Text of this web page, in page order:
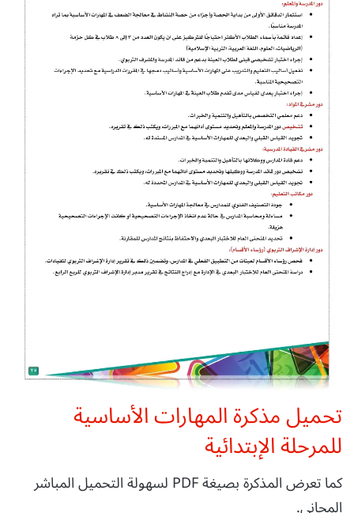
تحميل مذكرة المهارات الأساسية
للمرحلة الإبتدائية
كما تعرض المذكرة بصيغة PDF لسهولة التحميل المباشر